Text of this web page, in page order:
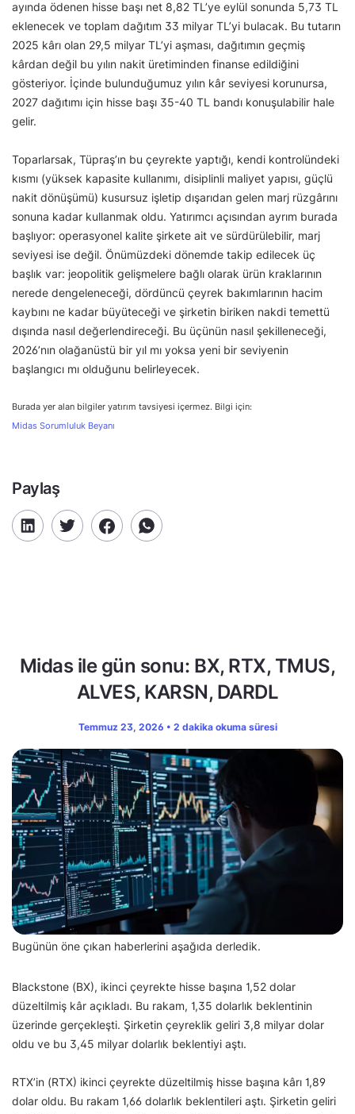
ayında ödenen hisse başı net 8,82 TL’ye eylül sonunda 5,73 TL
eklenecek ve toplam dağıtım 33 milyar TL’yi bulacak. Bu tutarın
2025 kârı olan 29,5 milyar TL’yi aşması, dağıtımın geçmiş
kârdan değil bu yılın nakit üretiminden finanse edildiğini
gösteriyor. İçinde bulunduğumuz yılın kâr seviyesi korunursa,
2027 dağıtımı için hisse başı 35-40 TL bandı konuşulabilir hale
gelir.
Toparlarsak, Tüpraş’ın bu çeyrekte yaptığı, kendi kontrolündeki
kısmı (yüksek kapasite kullanımı, disiplinli maliyet yapısı, güçlü
nakit dönüşümü) kusursuz işletip dışarıdan gelen marj rüzgârını
sonuna kadar kullanmak oldu. Yatırımcı açısından ayrım burada
başlıyor: operasyonel kalite şirkete ait ve sürdürülebilir, marj
seviyesi ise değil. Önümüzdeki dönemde takip edilecek üç
başlık var: jeopolitik gelişmelere bağlı olarak ürün kraklarının
nerede dengeleneceği, dördüncü çeyrek bakımlarının hacim
kaybını ne kadar büyüteceği ve şirketin biriken nakdi temettü
dışında nasıl değerlendireceği. Bu üçünün nasıl şekilleneceği,
2026’nın olağanüstü bir yıl mı yoksa yeni bir seviyenin
başlangıcı mı olduğunu belirleyecek.
Burada yer alan bilgiler yatırım tavsiyesi içermez. Bilgi için:
Midas Sorumluluk Beyanı
Paylaş
Midas ile gün sonu: BX, RTX, TMUS,
ALVES, KARSN, DARDL
Temmuz 23, 2026 • 2 dakika okuma süresi
Bugünün öne çıkan haberlerini aşağıda derledik.
Blackstone (BX), ikinci çeyrekte hisse başına 1,52 dolar
düzeltilmiş kâr açıkladı. Bu rakam, 1,35 dolarlık beklentinin
üzerinde gerçekleşti. Şirketin çeyreklik geliri 3,8 milyar dolar
oldu ve bu 3,45 milyar dolarlık beklentiyi aştı.
RTX’in (RTX) ikinci çeyrekte düzeltilmiş hisse başına kârı 1,89
dolar oldu. Bu rakam 1,66 dolarlık beklentileri aştı. Şirketin geliri